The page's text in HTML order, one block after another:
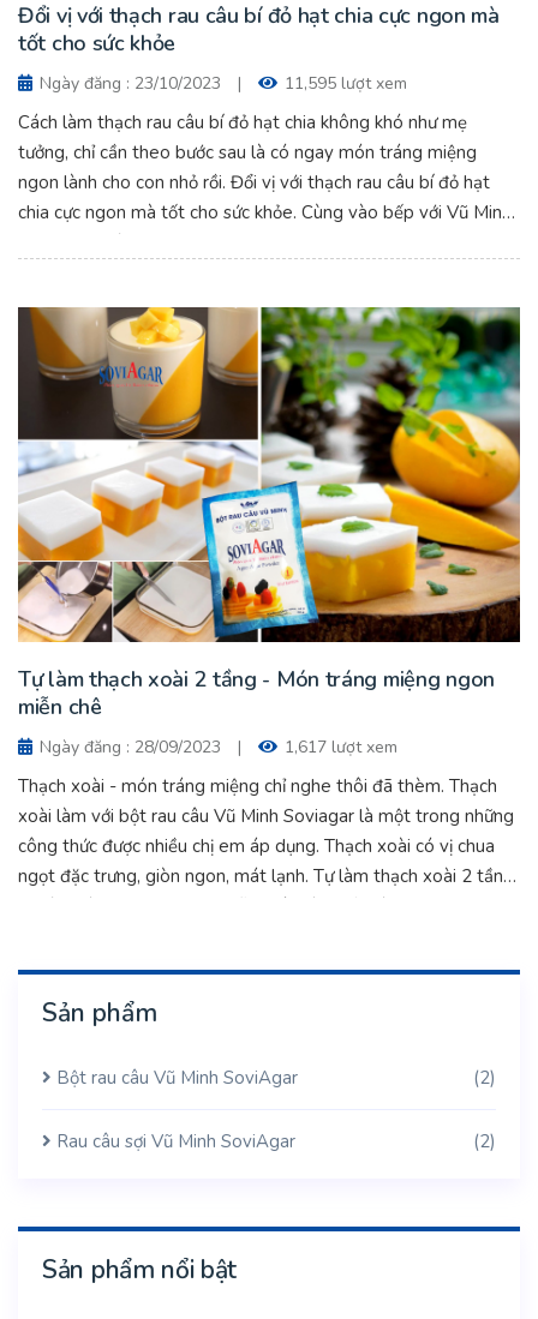
Đổi vị với thạch rau câu bí đỏ hạt chia cực ngon mà
tốt cho sức khỏe
Ngày đăng : 23/10/2023 | 11,595 lượt xem
Cách làm thạch rau câu bí đỏ hạt chia không khó như mẹ
tưởng, chỉ cần theo bước sau là có ngay món tráng miệng
ngon lành cho con nhỏ rồi. Đổi vị với thạch rau câu bí đỏ hạt
chia cực ngon mà tốt cho sức khỏe. Cùng vào bếp với Vũ Minh
Tự làm thạch xoài 2 tầng - Món tráng miệng ngon
miễn chê
Ngày đăng : 28/09/2023 | 1,617 lượt xem
Thạch xoài - món tráng miệng chỉ nghe thôi đã thèm. Thạch
xoài làm với bột rau câu Vũ Minh Soviagar là một trong những
công thức được nhiều chị em áp dụng. Thạch xoài có vị chua
ngọt đặc trưng, giòn ngon, mát lạnh. Tự làm thạch xoài 2 tầng
- Món tráng miệng ngon miễn chê. Vào bếp cùng Vũ Minh
Sản phẩm
Bột rau câu Vũ Minh SoviAgar (2)
Rau câu sợi Vũ Minh SoviAgar (2)
Sản phẩm nổi bật